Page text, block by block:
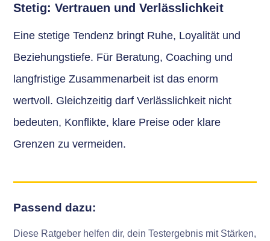
Stetig: Vertrauen und Verlässlichkeit
Eine stetige Tendenz bringt Ruhe, Loyalität und
Beziehungstiefe. Für Beratung, Coaching und
langfristige Zusammenarbeit ist das enorm
wertvoll. Gleichzeitig darf Verlässlichkeit nicht
bedeuten, Konflikte, klare Preise oder klare
Grenzen zu vermeiden.
Passend dazu:
Diese Ratgeber helfen dir, dein Testergebnis mit Stärken,